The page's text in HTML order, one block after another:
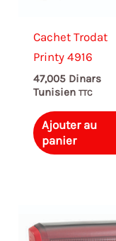
Cachet Trodat
Printy 4916
47,005 Dinars
Tunisien TTC
Ajouter au
panier